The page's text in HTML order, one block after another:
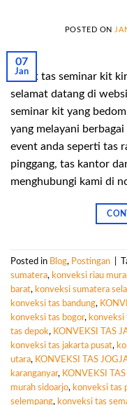
POSTED ON
07
Jan
Paket tas seminar kit
selamat datang di
seminar kit yang
yang melayani
event anda seperti tas
pinggang, tas kantor
menghubungi kami di
Posted in Blog, Postingan
sumatera, konveksi riau
barat, konveksi sumatera
konveksi tas bandung,
konveksi tas bogor, konveksi
tas depok, KONVEKSI TAS
konveksi tas jakarta pusat,
utara, KONVEKSI TAS
karanganyar, KONVEKSI
murah sidoarjo, konveksi tas
selempang, konveksi tas